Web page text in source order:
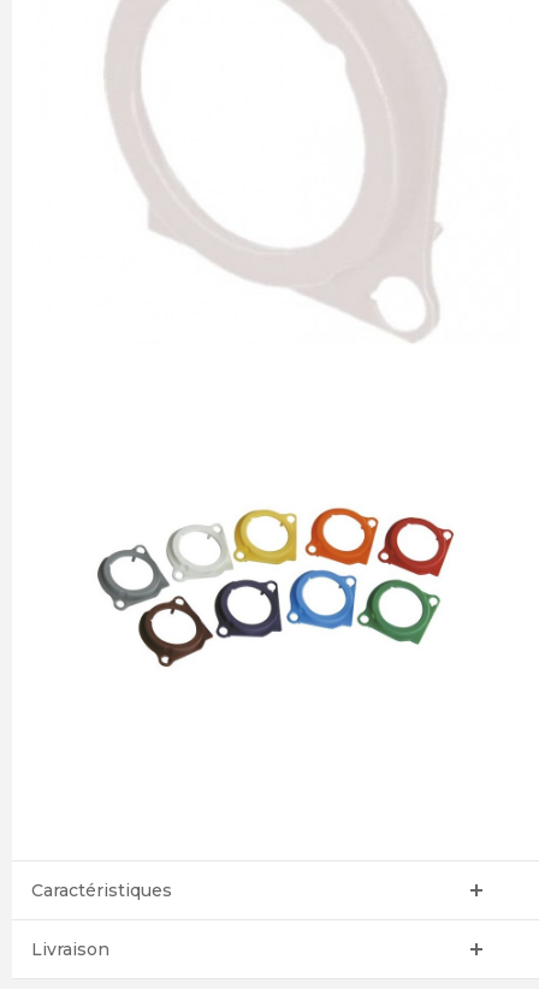
Caractéristiques
Livraison